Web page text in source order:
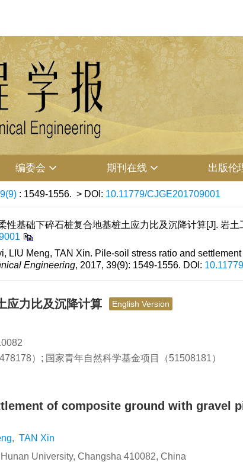
编委会 期刊在线 出版伦
: 1549-1556. > DOI: 10.11779/CJGE201709001
性基础下碎石桩复合地基桩土应力比及沉降计算[J]. 岩
LIU Meng, TAN Xin. Pile-soil stress ratio and
Engineering, 2017, 39(9): 1549-1556. DOI:
应力比及沉降计算 English Version
）; 国家青年自然科学基金项目（51508181）
of composite ground with gravel
, TAN Xin
University, Changsha 410082, China